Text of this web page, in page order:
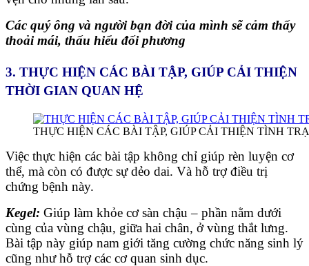
Các quý ông và người bạn đời của mình sẽ cảm thấy
thoải mái, thấu hiểu đối phương
3. THỰC HIỆN CÁC BÀI TẬP, GIÚP CẢI THIỆN
THỜI GIAN QUAN HỆ
THỰC HIỆN CÁC BÀI TẬP, GIÚP CẢI THIỆN TÌNH
Việc thực hiện các bài tập không chỉ giúp rèn luyện cơ
thể, mà còn có được sự dẻo dai. Và hỗ trợ điều trị
chứng bệnh này.
Kegel: Giúp làm khỏe cơ sàn chậu – phần nằm dưới
cùng của vùng chậu, giữa hai chân, ở vùng thắt lưng.
Bài tập này giúp nam giới tăng cường chức năng sinh lý
cũng như hỗ trợ các cơ quan sinh dục.